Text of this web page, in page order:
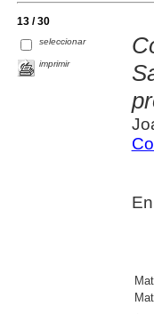
13 / 30
seleccionar
imprimir